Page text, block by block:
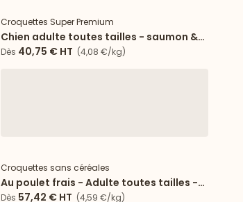
Croquettes Super Premium
Chien adulte toutes tailles - saumon &
riz
Dès 40,75 € HT (4,08 €/kg)
Croquettes sans céréales
Au poulet frais - Adulte toutes tailles -
15 kg
Dès 57,42 € HT (4,59 €/kg)